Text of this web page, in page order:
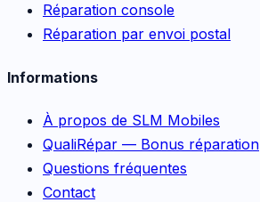
Réparation console
Réparation par envoi postal
Informations
À propos de SLM Mobiles
QualiRépar — Bonus réparation
Questions fréquentes
Contact